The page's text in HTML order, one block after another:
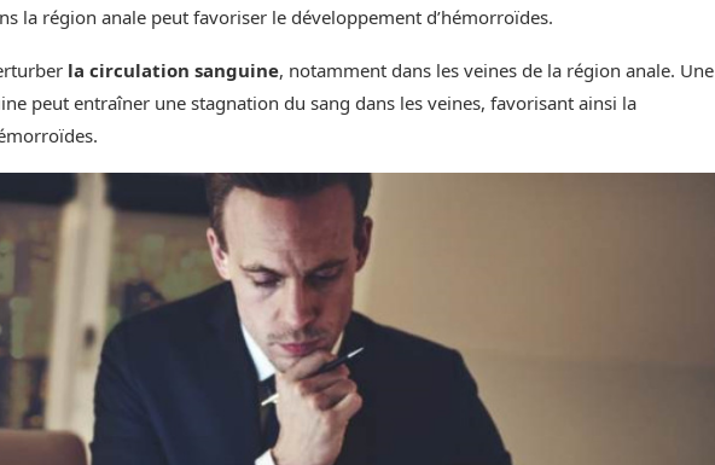
la région anale peut favoriser le développement d’hémorroïdes.
la circulation sanguine, notamment dans les veines de la région anale. Une
peut entraîner une stagnation du sang dans les veines, favorisant ainsi la